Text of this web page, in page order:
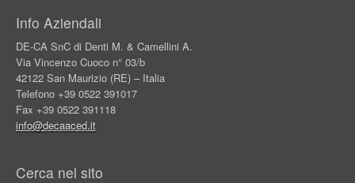
Info Aziendali
DE-CA SnC di Denti M. & Camellini A.
Via Vincenzo Cuoco n° 03/b
42122 San Maurizio (RE) – Italia
Telefono +39 0522 391017
Fax +39 0522 391118
info@decaaced.it
Cerca nel sito